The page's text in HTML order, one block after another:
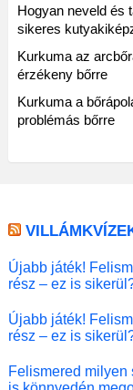
Hogyan neveld és
sikeres
Kurkuma az
érzékeny bőrre
Kurkuma a
problémás bőrre
Újabb játék!
rész – ez is
Újabb játék!
rész – ez is
Felismered milyen